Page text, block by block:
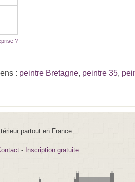
?
: peintre Bretagne, peintre 35,
partout en France
- Inscription gratuite